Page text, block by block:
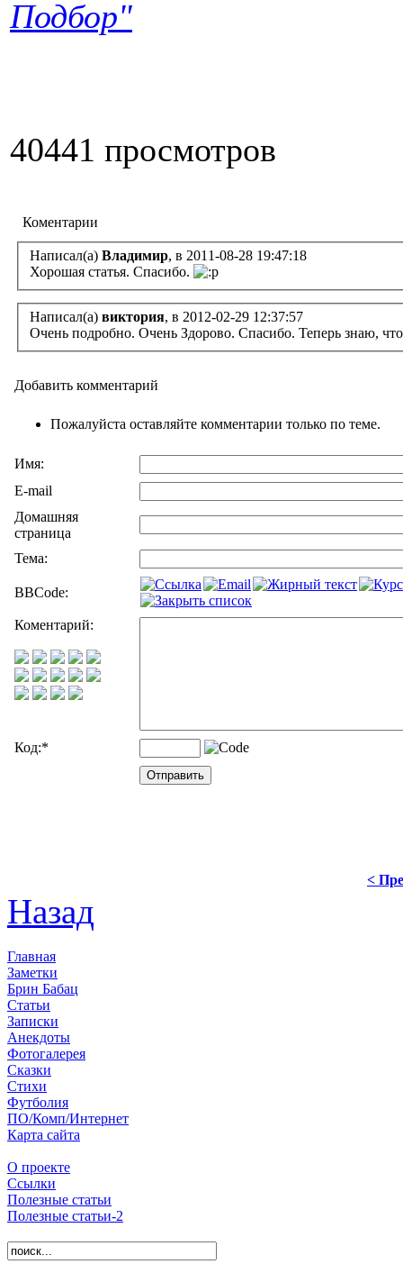
Подбор"
40441 просмотров
Коментарии
Написал(а) Владимир, в 2011-08-28 19:47:18
Хорошая статья. Спасибо.
Написал(а) виктория, в 2012-02-29 12:37:57
Очень подробно. Очень Здорово. Спасибо. Теперь знаю,
Добавить комментарий
Пожалуйста оставляйте комментарии только по теме.
Имя:
E-mail
Домашняя
страница
Тема:
BBCode:
Коментарий:
Код:*
<
Назад
Главная
Заметки
Брин Бабац
Статьи
Записки
Анекдоты
Фотогалерея
Сказки
Стихи
Футболия
ПО/Комп/Интернет
Карта сайта
О проекте
Ссылки
Полезные статьи
Полезные статьи-2